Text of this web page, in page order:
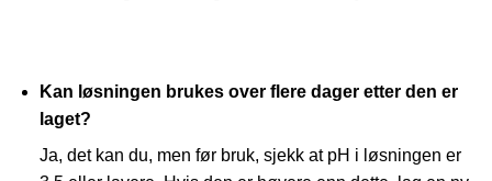
Kan løsningen brukes over flere dager etter den er
laget?
Ja, det kan du, men før bruk, sjekk at pH i løsningen er